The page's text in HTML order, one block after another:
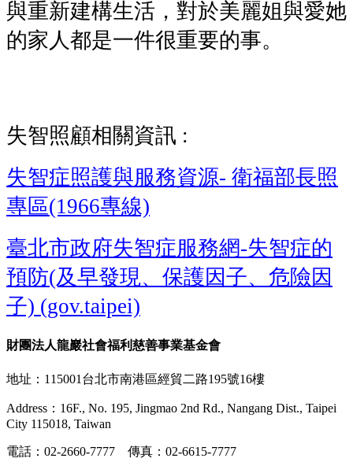
與重新建構生活，對於美麗姐與愛她
的家人都是一件很重要的事。
失智照顧相關資訊 :
失智症照護與服務資源- 衛福部長照
專區(1966專線)
臺北市政府失智症服務網-失智症的
預防(及早發現、保護因子、危險因
子) (gov.taipei)
財團法人龍巖社會福利慈善事業基金會
地址：115001台北市南港區經貿二路195號16樓
Address：16F., No. 195, Jingmao 2nd Rd., Nangang Dist., Taipei
City 115018, Taiwan
電話：02-2660-7777 傳真：02-6615-7777